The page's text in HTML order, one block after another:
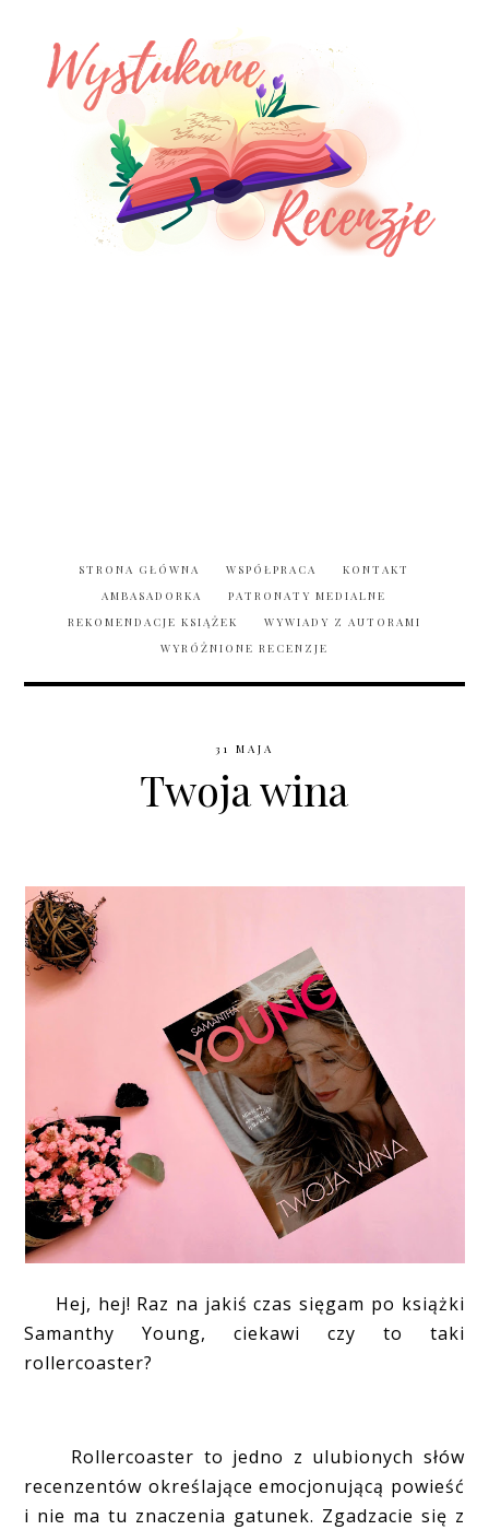
STRONA GŁÓWNA WSPÓŁPRACA
KONTAKT
AMBASADORKA
PATRONATY MEDIALNE
REKOMENDACJE KSIĄŻEK
WYWIADY Z AUTORAMI
WYRÓŻNIONE RECENZJE
31 MAJA
Twoja wina
Hej, hej! Raz na jakiś czas sięgam po książki
Samanthy Young, ciekawi czy to taki
rollercoaster?
Rollercoaster to jedno z ulubionych słów
recenzentów określające emocjonującą powieść
i nie ma tu znaczenia gatunek. Zgadzacie się z